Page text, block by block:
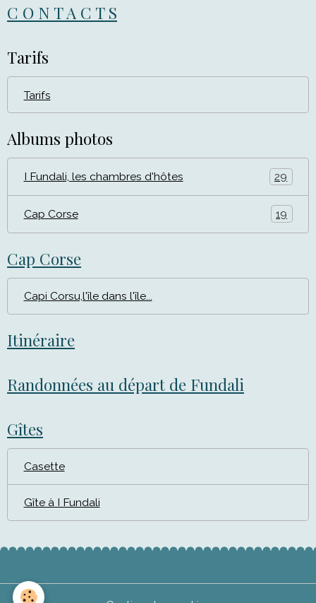
C O N T A C T S
Tarifs
Tarifs
Albums photos
I Fundali, les chambres d'hôtes 29
Cap Corse 19
Cap Corse
Capi Corsu,l'île dans l'île...
Itinéraire
Randonnées au départ de Fundali
Gîtes
Casette
Gîte à I Fundali